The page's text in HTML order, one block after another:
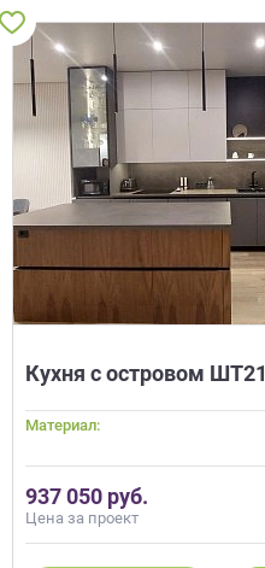
Кухня с островом
Материал:
937 050 руб.
Цена за проект